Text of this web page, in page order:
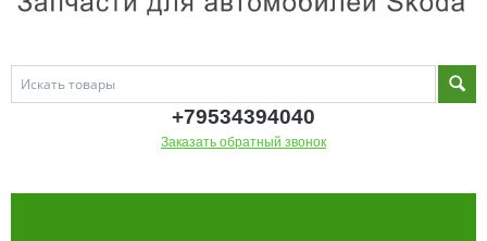
+79534394040
Заказать обратный звонок